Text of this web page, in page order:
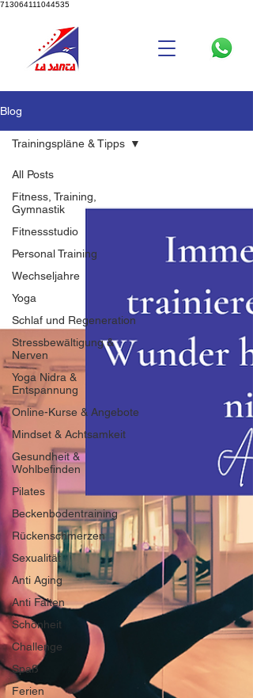
713064111044535
Blog
All Posts
Fitness, Training,
Gymnastik
Fitnessstudio
Personal Training
Wechseljahre
Yoga
Schlaf und Regeneration
Stressbewältigung &
Nerven
Yoga Nidra &
Entspannung
Online-Kurse & Angebote
Mindset & Achtsamkeit
Gesundheit &
Wohlbefinden
Pilates
Beckenbodentraining
Rückenschmerzen
Sexualität
Anti Aging
Anti Falten
Schönheit
Challenge
Spaß
Ferien
Trainingspläne & Tipps